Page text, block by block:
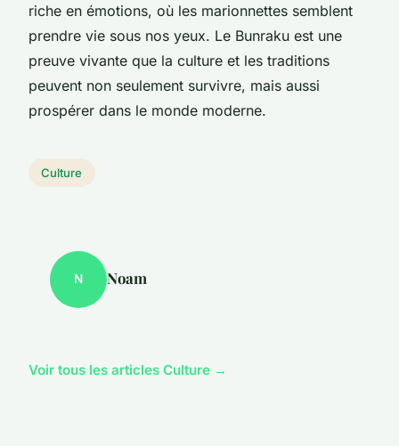
riche en émotions, où les marionnettes semblent
prendre vie sous nos yeux. Le Bunraku est une
preuve vivante que la culture et les traditions
peuvent non seulement survivre, mais aussi
prospérer dans le monde moderne.
Culture
N Noam
Voir tous les articles Culture →